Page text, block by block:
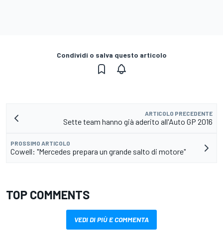
Condividi o salva questo articolo
ARTICOLO PRECEDENTE
Sette team hanno già aderito all'Auto GP 2016
PROSSIMO ARTICOLO
Cowell: "Mercedes prepara un grande salto di motore"
TOP COMMENTS
VEDI DI PIÙ E COMMENTA